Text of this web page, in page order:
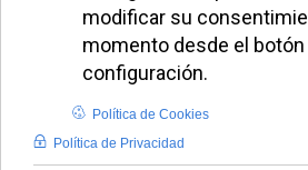
un político
proaborto